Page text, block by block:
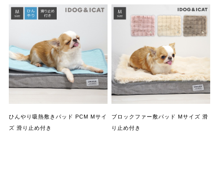
ひんやり吸熱敷きパッド PCM Mサイ
ズ 滑り止め付き
ブロックファー敷パッド Mサイズ 滑
り止め付き